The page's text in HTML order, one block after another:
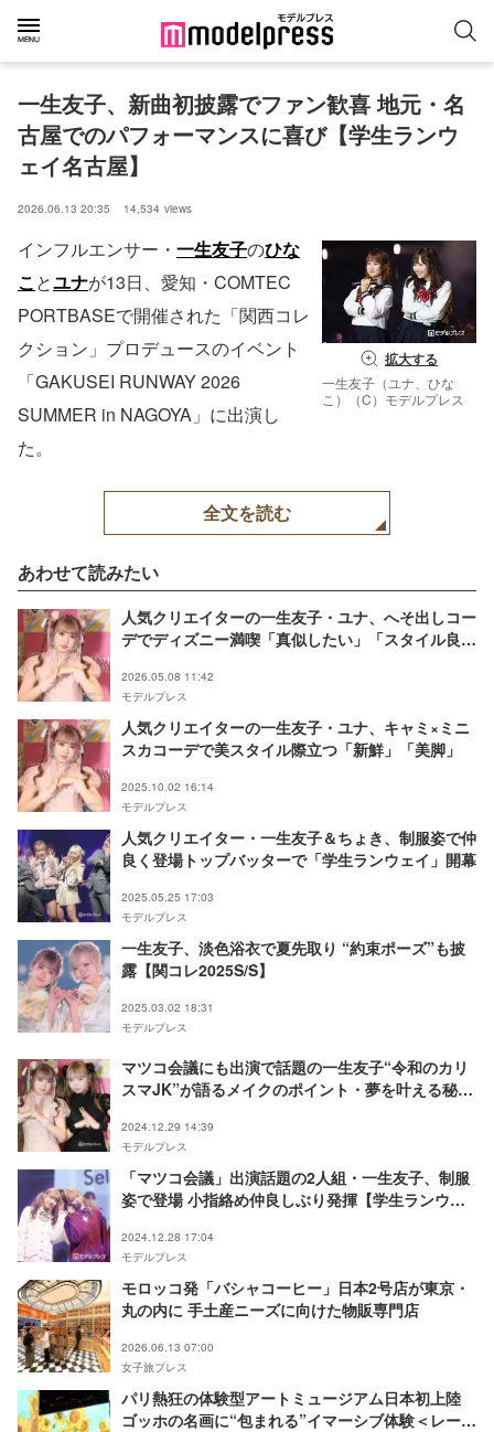
一生友子、新曲初披露でファン歓喜 地元・名
古屋でのパフォーマンスに喜び【学生ランウ
ェイ名古屋】
2026.06.13 20:35 14,534 views
拡大する
一生友子（ユナ、ひな
こ）（C）モデルプレス
インフルエンサー・ 一生友子のひな
ことユナが13日、愛知・COMTEC
PORTBASEで開催された「関西コレ
クション」プロデュースのイベント
「GAKUSEI RUNWAY 2026
SUMMER in NAGOYA」に出演し
た。
全文を読む
あわせて読みたい
人気クリエイターの一生友子・ユナ、へそ出しコー
デでディズニー満喫「真似したい」「スタイル良す
2026.05.08 11:42
モデルプレス
人気クリエイターの一生友子・ユナ、キャミ×ミニ
スカコーデで美スタイル際立つ「新鮮」「美脚」
2025.10.02 16:14
モデルプレス
人気クリエイター・一生友子＆ちょき、制服姿で仲
良く登場トップバッターで「学生ランウェイ」開幕
2025.05.25 17:03
モデルプレス
一生友子、淡色浴衣で夏先取り “約束ポーズ”も披
露【関コレ2025S/S】
2025.03.02 18:31
モデルプレス
マツコ会議にも出演で話題の一生友子“令和のカリ
スマJK”が語るメイクのポイント・夢を叶える秘訣
2024.12.29 14:39
モデルプレス
「マツコ会議」出演話題の2人組・一生友子、制服
姿で登場 小指絡め仲良しぶり発揮【学生ランウェ
2024.12.28 17:04
モデルプレス
モロッコ発「バシャコーヒー」日本2号店が東京・
丸の内に 手土産ニーズに向けた物販専門店
2026.06.13 07:00
女子旅プレス
パリ熱狂の体験型アートミュージアム日本初上陸
ゴッホの名画に“包まれる”イマーシブ体験＜レー